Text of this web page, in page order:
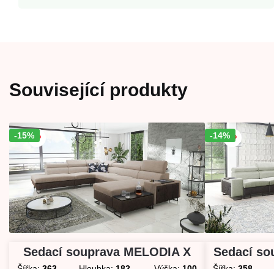
Související produkty
Sleva!
-15%
Sedací souprava MELODIA X
Sleva!
-14%
Sedací